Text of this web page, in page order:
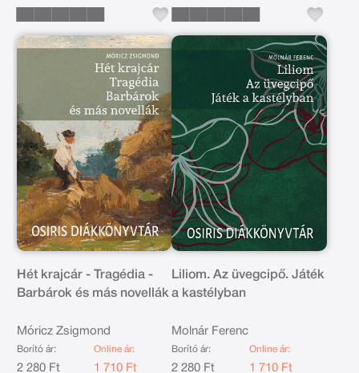
Hét krajcár - Tragédia -
Barbárok és más novellák
Móricz Zsigmond
Borító ár:
2 280 Ft
Online ár:
1 710 Ft
Liliom. Az üvegcipő. Játék
a kastélyban
Molnár Ferenc
Borító ár:
2 280 Ft
Online ár:
1 710 Ft